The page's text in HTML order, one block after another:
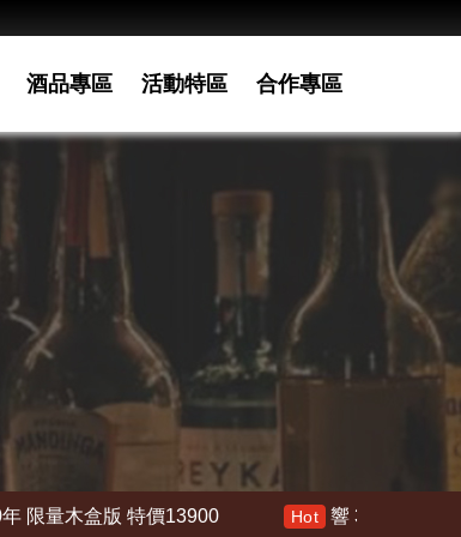
酒品專區 活動特區 合作專區
Hot 響 30年 特價 178000 Hot